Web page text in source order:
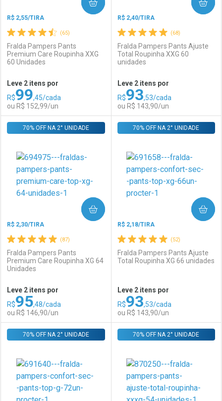
(65)
R$ 2,55/TIRA
Fralda Pampers Pants
Premium Care Roupinha XXG
60 Unidades
Leve 2 itens por
R$99,45/cada
ou R$ 152,99/un
COMPRAR
FECHAR
Laboratório
Comprar sem Desconto
Por R$ 152,99/cada
FECHAR
Por Menos
Comprar sem Desconto
Por R$ 152,99/cada
(68)
R$ 2,40/TIRA
Fralda Pampers Pants Ajuste
Total Roupinha XXG 60
unidades
Leve 2 itens por
R$93,53/cada
ou R$ 143,90/un
COMPRAR
Laboratório
Comprar sem Desconto
Por R$ 143,90/cada
Por Menos
Comprar sem Desconto
Por R$ 143,90/cada
(87)
R$ 2,30/TIRA
Fralda Pampers Pants
Premium Care Roupinha XG 64
Unidades
70% OFF NA 2° UNIDADE
Leve 2 itens por
R$95,48/cada
ou R$ 146,90/un
COMPRAR
FECHAR
Laboratório
FECHAR
Por Menos
(52)
R$ 2,18/TIRA
Fralda Pampers Pants Ajuste
Total Roupinha XG 66 unidades
70% OFF NA 2° UNIDADE
Leve 2 itens por
R$93,53/cada
ou R$ 143,90/un
COMPRAR
Laboratório
Por Menos
70% OFF NA 2° UNIDADE 70% OFF NA 2° UNIDADE